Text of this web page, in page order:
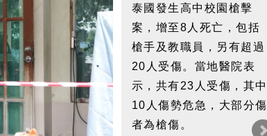
泰國發生高中校園槍擊
案，增至8人死亡，包括
槍手及教職員，另有超過
20人受傷。當地醫院表
示，共有23人受傷，其中
10人傷勢危急，大部分傷
者為槍傷。
Elliott 張依諾 榮膺冠
軍
由加拿大中文電台主辦的
年度音樂盛事
《Sunshine Nation 新一
代歌唱大賽 2026》終於